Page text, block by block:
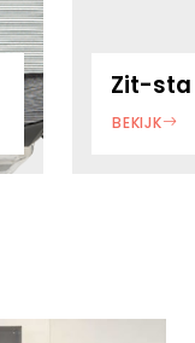
Zit-sta
BEKIJK